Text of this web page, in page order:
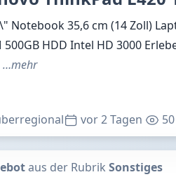
Notebook 35,6 cm (14 Zoll)
500GB HDD Intel HD 3000
…mehr
vor 2 Tagen 50
aus der Rubrik Sonstiges